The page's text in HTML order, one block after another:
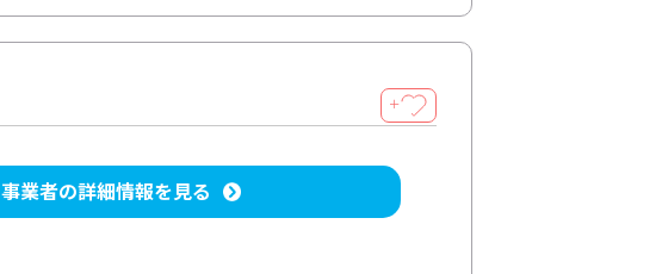
＋
事業者の詳細情報を見る